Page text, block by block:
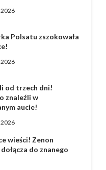
Polsatu zszokowała
od trzech dni!
znaleźli w
aucie!
wieści! Zenon
do znanego